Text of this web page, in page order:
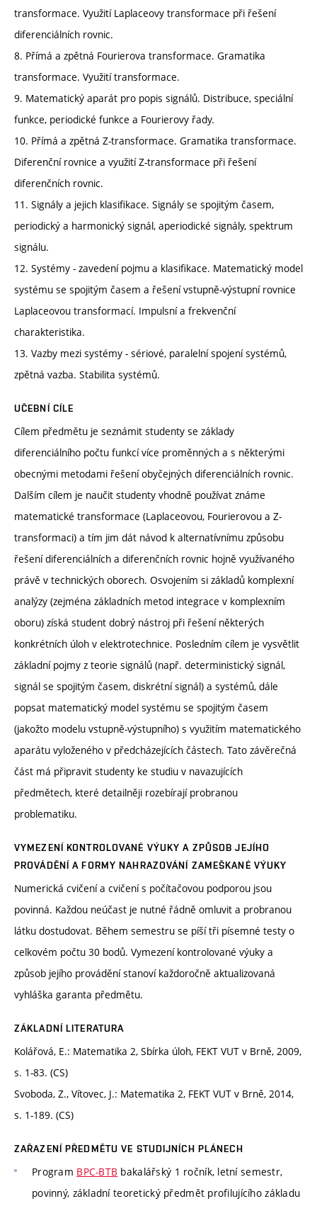
transformace. Využití Laplaceovy transformace při řešení
diferenciálních rovnic.
8. Přímá a zpětná Fourierova transformace. Gramatika
transformace. Využití transformace.
9. Matematický aparát pro popis signálů. Distribuce, speciální
funkce, periodické funkce a Fourierovy řady.
10. Přímá a zpětná Z-transformace. Gramatika transformace.
Diferenční rovnice a využití Z-transformace při řešení
diferenčních rovnic.
11. Signály a jejich klasifikace. Signály se spojitým časem,
periodický a harmonický signál, aperiodické signály, spektrum
signálu.
12. Systémy - zavedení pojmu a klasifikace. Matematický model
systému se spojitým časem a řešení vstupně-výstupní rovnice
Laplaceovou transformací. Impulsní a frekvenční
charakteristika.
13. Vazby mezi systémy - sériové, paralelní spojení systémů,
zpětná vazba. Stabilita systémů.
UČEBNÍ CÍLE
Cílem předmětu je seznámit studenty se základy
diferenciálního počtu funkcí více proměnných a s některými
obecnými metodami řešení obyčejných diferenciálních rovnic.
Dalším cílem je naučit studenty vhodně používat známe
matematické transformace (Laplaceovou, Fourierovou a Z-
transformaci) a tím jim dát návod k alternatívnímu způsobu
řešení diferenciálních a diferenčních rovnic hojně využívaného
právě v technických oborech. Osvojením si základů komplexní
analýzy (zejména základních metod integrace v komplexním
oboru) získá student dobrý nástroj při řešení některých
konkrétních úloh v elektrotechnice. Posledním cílem je vysvětlit
základní pojmy z teorie signálů (např. deterministický signál,
signál se spojitým časem, diskrétní signál) a systémů, dále
popsat matematický model systému se spojitým časem
(jakožto modelu vstupně-výstupního) s využitím matematického
aparátu vyloženého v předcházejících částech. Tato závěrečná
část má připravit studenty ke studiu v navazujících
předmětech, které detailněji rozebírají probranou
problematiku.
VYMEZENÍ KONTROLOVANÉ VÝUKY A ZPŮSOB JEJÍHO
PROVÁDĚNÍ A FORMY NAHRAZOVÁNÍ ZAMEŠKANÉ VÝUKY
Numerická cvičení a cvičení s počítačovou podporou jsou
povinná. Každou neúčast je nutné řádně omluvit a probranou
látku dostudovat. Během semestru se píší tři písemné testy o
celkovém počtu 30 bodů. Vymezení kontrolované výuky a
způsob jejího provádění stanoví každoročně aktualizovaná
vyhláška garanta předmětu.
ZÁKLADNÍ LITERATURA
Kolářová, E.: Matematika 2, Sbírka úloh, FEKT VUT v Brně, 2009,
s. 1-83. (CS)
Svoboda, Z., Vítovec, J.: Matematika 2, FEKT VUT v Brně, 2014,
s. 1-189. (CS)
ZAŘAZENÍ PŘEDMĚTU VE STUDIJNÍCH PLÁNECH
Program BPC-BTB bakalářský 1 ročník, letní semestr,
povinný, základní teoretický předmět profilujícího základu